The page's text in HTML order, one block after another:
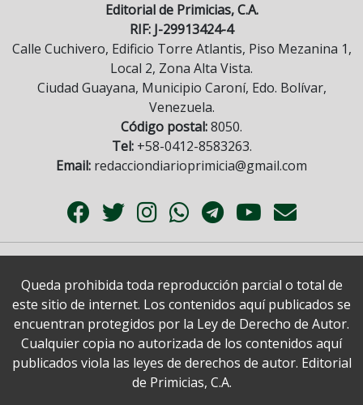
Editorial de Primicias, C.A.
RIF: J-29913424-4
Calle Cuchivero, Edificio Torre Atlantis, Piso Mezanina 1,
Local 2, Zona Alta Vista.
Ciudad Guayana, Municipio Caroní, Edo. Bolívar,
Venezuela.
Código postal:8050.
Tel:+58-0412-8583263.
Email: redacciondiarioprimicia@gmail.com
Queda prohibida toda reproducción parcial o total de
este sitio de internet. Los contenidos aquí publicados se
encuentran protegidos por la Ley de Derecho de Autor.
Cualquier copia no autorizada de los contenidos aquí
publicados viola las leyes de derechos de autor. Editorial
de Primicias, C.A.